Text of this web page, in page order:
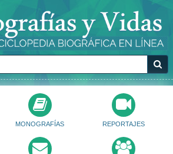
MONOGRAFÍAS REPORTAJES